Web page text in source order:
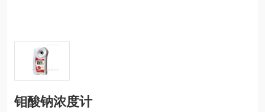
钼酸钠浓度计